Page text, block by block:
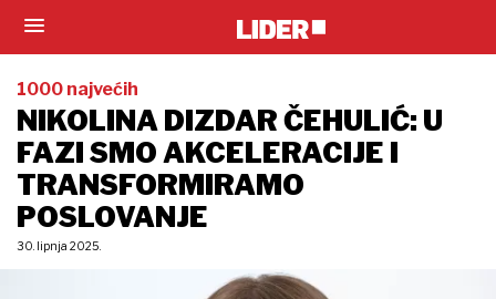
1000 najvećih
NIKOLINA DIZDAR ČEHULIĆ: U
FAZI SMO AKCELERACIJE I
TRANSFORMIRAMO
POSLOVANJE
30. lipnja 2025.